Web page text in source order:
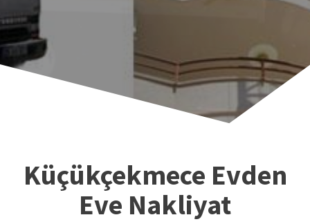
Küçükçekmece Evden
Eve Nakliyat